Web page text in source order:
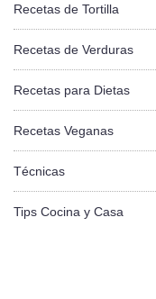
Recetas de Tortilla
Recetas de Verduras
Recetas para Dietas
Recetas Veganas
Técnicas
Tips Cocina y Casa